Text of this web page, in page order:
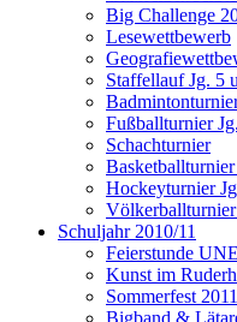
Big Challenge
Lesewettbewerb
Staffellauf Jg. 5
Fußballturnier
Schachturnier
Hockeyturnier
Schuljahr 2010/11
Feierstunde
Kunst im
Sommerfest 2011